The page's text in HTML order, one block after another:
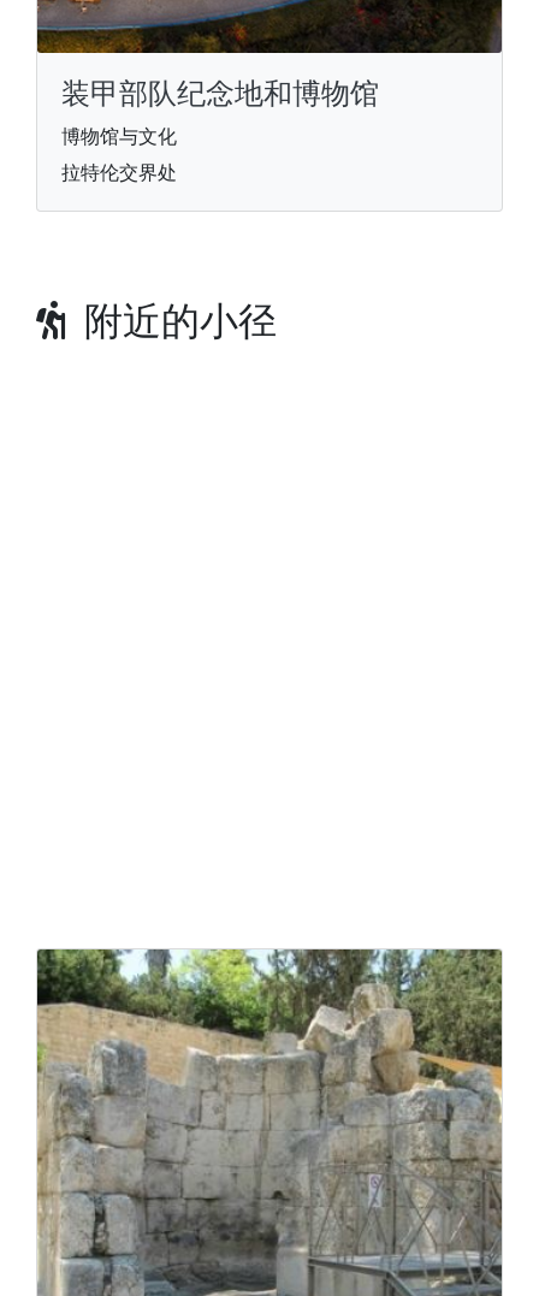
装甲部队纪念地和博物馆
博物馆与文化
拉特伦交界处
附近的小径